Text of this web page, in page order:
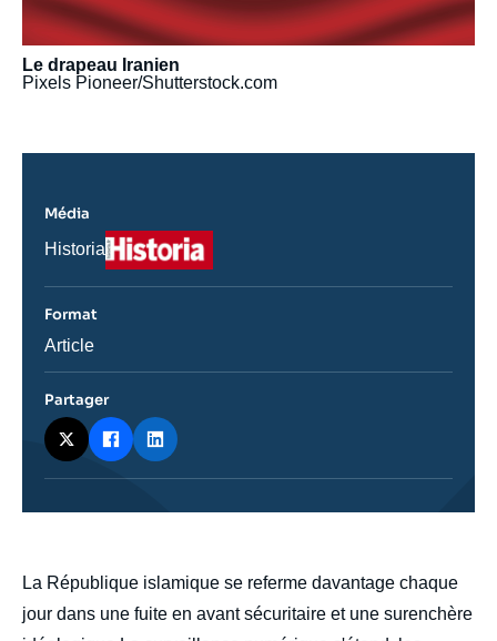
Le drapeau Iranien
Pixels Pioneer/Shutterstock.com
body
La République islamique se referme davantage chaque
jour dans une fuite en avant sécuritaire et une surenchère
Média
Nom
journal,
ou
émission
Historia
Logo
Format
Catégorie
Article
Partager